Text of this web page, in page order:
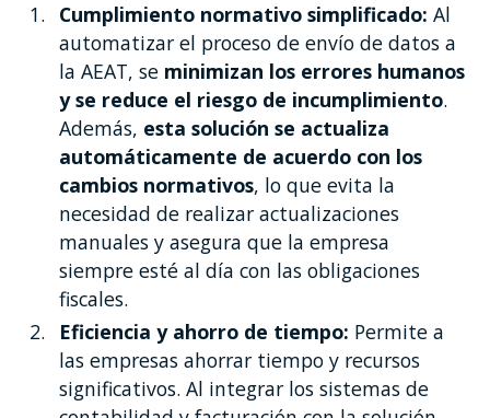
Cumplimiento normativo simplificado: Al
automatizar el proceso de envío de datos a
la AEAT, se minimizan los errores humanos
y se reduce el riesgo de incumplimiento.
Además, esta solución se actualiza
automáticamente de acuerdo con los
cambios normativos, lo que evita la
necesidad de realizar actualizaciones
manuales y asegura que la empresa
siempre esté al día con las obligaciones
fiscales.
Eficiencia y ahorro de tiempo: Permite a
las empresas ahorrar tiempo y recursos
significativos. Al integrar los sistemas de